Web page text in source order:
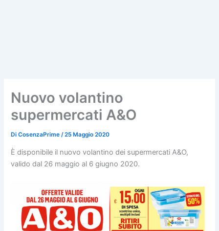
Nuovo volantino
supermercati A&O
DiCosenzaPrime/25 Maggio 2020
È disponibile il nuovo volantino dei supermercati A&O,
valido dal 26 maggio al 6 giugno 2020.